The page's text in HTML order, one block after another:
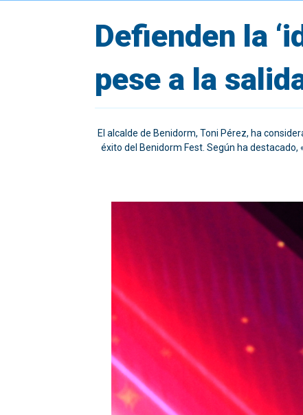
Defienden la
pese a la
El alcalde de Benidorm, Toni Pérez, ha
éxito del Benidorm Fest. Según ha destacado,